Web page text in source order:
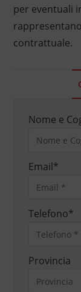
per eventuali
contrattuale.
Nome e
Email*
Telefono*
Provincia